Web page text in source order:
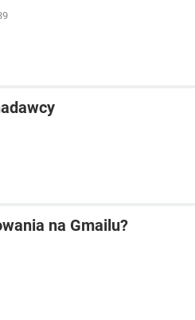
na Gmailu?